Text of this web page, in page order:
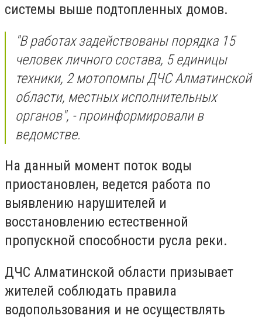
системы выше подтопленных домов.
"В работах задействованы порядка 15
человек личного состава, 5 единицы
техники, 2 мотопомпы ДЧС Алматинской
области, местных исполнительных
органов", - проинформировали в
ведомстве.
На данный момент поток воды
приостановлен, ведется работа по
выявлению нарушителей и
восстановлению естественной
пропускной способности русла реки.
ДЧС Алматинской области призывает
жителей соблюдать правила
водопользования и не осуществлять